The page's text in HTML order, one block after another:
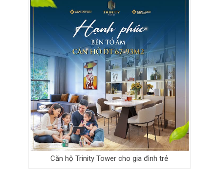
Căn hộ Trinity Tower cho gia đình trẻ